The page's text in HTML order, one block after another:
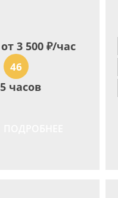
от 3 500 ₽/час
46
5 часов